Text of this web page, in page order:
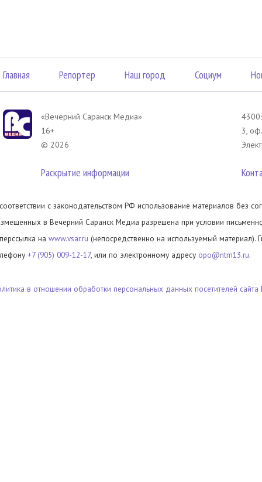
Главная Репортер Наш город Социум
«Вечерний Саранск Mедиа»
16+
© 2026
Раскрытие информации
3,
с законодательством РФ использование материалов без
в Вечерний Саранск Медиа разрешена при условии
на www.vsar.ru (непосредственно на используемый материал).
+7 (905) 009-12-17, или по электронному адресу opo@ntm13.ru.
в отношении обработки персональных данных посетителей